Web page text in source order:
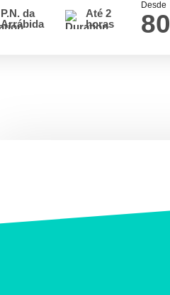
P.N. da
Arrábida
Até 2
horas
Desde
80